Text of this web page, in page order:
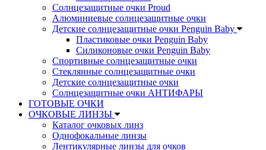
Солнцезащитные очки Proud
Алюминиевые солнцезащитные очки
Детские солнцезащитные очки Penguin Baby
Пластиковые очки Penguin Baby
Силиконовые очки Penguin Baby
Спортивные солнцезащитные очки
Стеклянные солнцезащитные очки
Детские солнцезащитные очки
Солнцезащитные очки АНТИФАРЫ
ГОТОВЫЕ ОЧКИ
ОЧКОВЫЕ ЛИНЗЫ
Каталог очковых линз
Однофокальные линзы
Лентикулярные линзы для очков